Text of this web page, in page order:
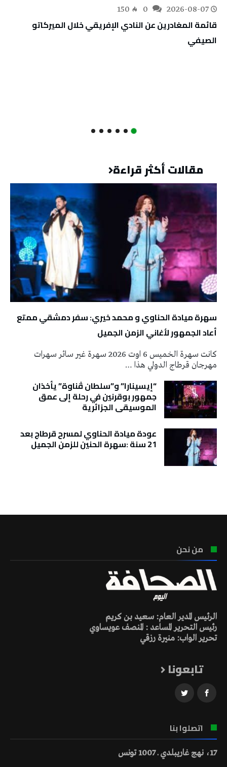
2026-08-07
150
قائمة المغادرين عن النادي الإفريقي خلال الميركاتو
الصيفي
مقالات أكثر قراءة
سهرة ميادة الحناوي و محمد خيري: سفر دمشقي ممتع
أعاد الجمهور لأغاني الزمن الجميل
كانت سهرة الخميس 6 اوت 2026 سهرة غير سائر سهرات
مهرجان قرطاج الدولي هذا …
“إيسينارا” و”سلطان ڤناوة” يأخذان
جمهور بوقرنين في رحلة إلى عمق
الموسيقى الجزائرية
عودة ميادة الحناوي لمسرح قرطاج بعد
21 سنة :سهرة الحنين للزمن الجميل
من نحن
الرئيس المدير العام: سعيد بن كريم
رئيس التحرير المساعد : المنصف عويساوي
تحرير الواب: منيرة رزقي
تابعونا
اتصلوا بنا
17، نهج غاريبلدي ـ 1007 تونس